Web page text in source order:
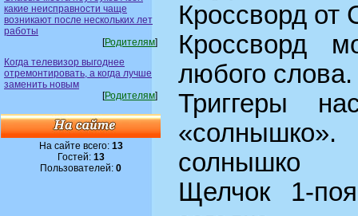
какие неисправности чаще
возникают после нескольких лет
работы
[Родителям]
Когда телевизор выгоднее
отремонтировать, а когда лучше
заменить новым
[Родителям]
На сайте всего: 13
Гостей: 13
Пользователей: 0
Кроссворд от
Кроссворд
любого слова.
Триггеры
солнышко
Щелчок 1-